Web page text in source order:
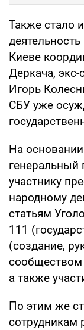
Также стало
Киеве
Деркача,
Игорь
СБУ уже
На
участнику
народному
статьям
111
(создание,
сообществом
а также
По этим же
сотрудникам